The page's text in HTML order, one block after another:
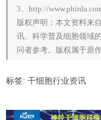
3、http://
版权声明：本文资料来
讯、科学普及细胞领域
问者参考。版权属于原
标签: 干细胞行业资讯